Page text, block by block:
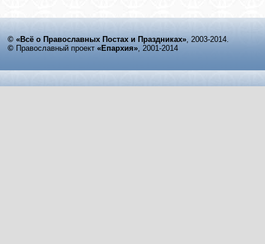
© «Всё о Православных Постах и Праздниках», 2003-2014.
© Православный проект «Епархия», 2001-2014